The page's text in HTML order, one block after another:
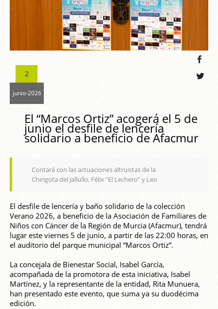
2
junio-2026
El “Marcos Ortiz” acogerá el 5 de
junio el desfile de lencería
solidario a beneficio de Afacmur
Contará con las actuaciones altruistas de la
Chirigota del Jallullo, Félix “El Lechero” y Leo
El desfile de lencería y baño solidario de la colección
Verano 2026, a beneficio de la Asociación de Familiares de
Niños con Cáncer de la Región de Murcia (Afacmur), tendrá
lugar este viernes 5 de junio, a partir de las 22:00 horas, en
el auditorio del parque municipal “Marcos Ortiz”.
La concejala de Bienestar Social, Isabel García,
acompañada de la promotora de esta iniciativa, Isabel
Martínez, y la representante de la entidad, Rita Munuera,
han presentado este evento, que suma ya su duodécima
edición.